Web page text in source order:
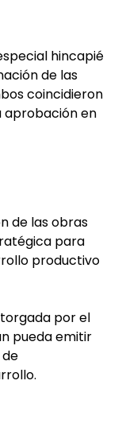
hincapié
de las
coincidieron
aprobación en
de las obras
para
productivo
por el
pueda emitir